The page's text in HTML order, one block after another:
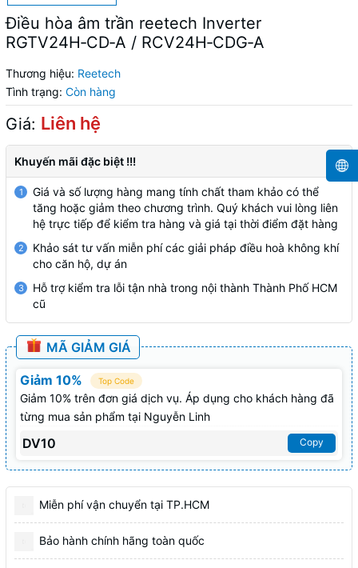
Điều hòa âm trần reetech Inverter
RGTV24H‑CD‑A / RCV24H‑CDG‑A
Thương hiệu: Reetech
Tình trạng: Còn hàng
Giá: Liên hệ
Khuyến mãi đặc biệt !!!
1
Giá và số lượng hàng mang tính chất tham khảo có thể
tăng hoặc giảm theo chương trình. Quý khách vui lòng liên
hệ trực tiếp để kiểm tra hàng và giá tại thời điểm đặt hàng
2
Khảo sát tư vấn miễn phí các giải pháp điều hoà không khí
cho căn hộ, dự án
3
Hỗ trợ kiểm tra lỗi tận nhà trong nội thành Thành Phố HCM
cũ
MÃ GIẢM GIÁ
Giảm 10% Top Code
Giảm 10% trên đơn giá dịch vụ. Áp dụng cho khách hàng đã
từng mua sản phẩm tại Nguyễn Linh
DV10 Copy
Miễn phí vận chuyển tại TP.HCM
Bảo hành chính hãng toàn quốc